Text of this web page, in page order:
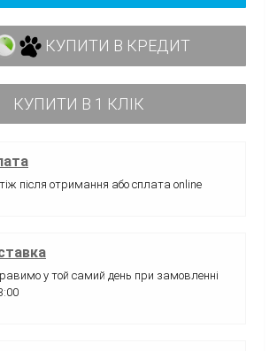
КУПИТИ В КРЕДИТ
КУПИТИ В 1 КЛІК
після отримання або сплата online
у той самий день при замовленні